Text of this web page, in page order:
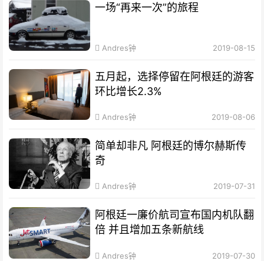
一场“再来一次”的旅程
Andres钟 2019-08-15
五月起，选择停留在阿根廷的游客
环比增长2.3%
Andres钟 2019-08-06
简单却非凡 阿根廷的博尔赫斯传
奇
Andres钟 2019-07-31
阿根廷一廉价航司宣布国内机队翻
倍 并且增加五条新航线
Andres钟 2019-07-30